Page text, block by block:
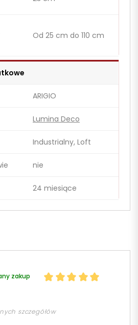
Od 25 cm do 110 cm
ARIGIO
Lumina Deco
Industrialny, Loft
nie
24 miesiące
zakup
szczegółów